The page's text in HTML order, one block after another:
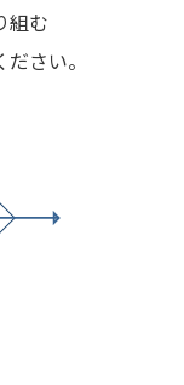
組む
さい。